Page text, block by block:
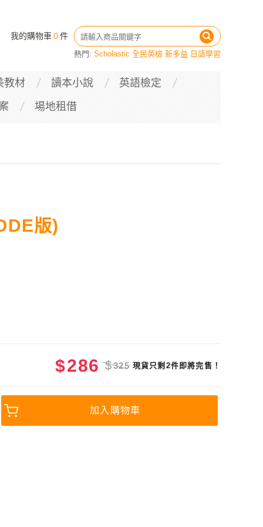
我的購物車 0件
熱門: Scholastic 全民英檢 新多益 日語學習
教材 讀本小說
英語檢定
場地租借
版)
$286 $325 現貨只剩2件即將完售！
加入購物車